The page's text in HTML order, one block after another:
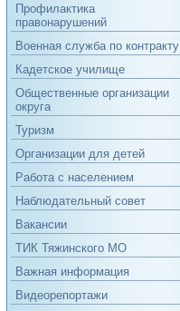
Профилактика
правонарушений
Военная служба по контракту
Кадетское училище
Общественные организации
округа
Туризм
Организации для детей
Работа с населением
Наблюдательный совет
Вакансии
ТИК Тяжинского МО
Важная информация
Видеорепортажи